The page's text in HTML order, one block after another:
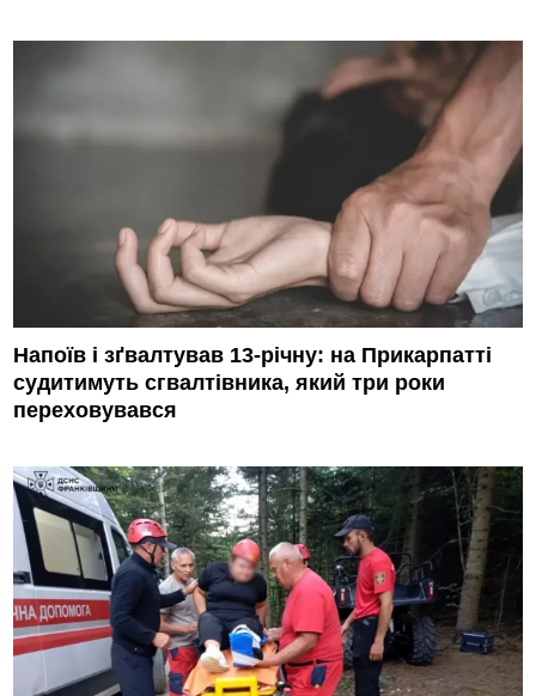
Напоїв і зґвалтував 13-річну: на Прикарпатті
судитимуть сгвалтівника, який три роки
переховувався